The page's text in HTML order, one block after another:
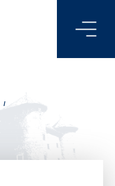
/